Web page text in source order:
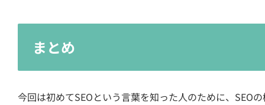
まとめ
今回は初めてSEOという言葉を知った人のために、SEO